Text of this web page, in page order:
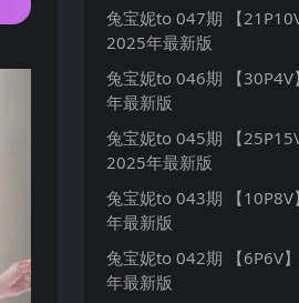
兔宝妮to 047期 【21P10V
2025年最新版
兔宝妮to 046期 【30P4V
年最新版
兔宝妮to 045期 【25P15V
2025年最新版
兔宝妮to 043期 【10P8V
年最新版
兔宝妮to 042期 【6P6V
年最新版